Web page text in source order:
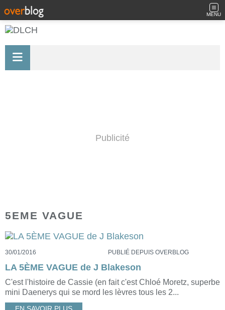
MENU
Publicité
5EME VAGUE
30/01/2016 PUBLIÉ DEPUIS OVERBLOG
LA 5ÈME VAGUE de J Blakeson
C'est l'histoire de Cassie (en fait c'est Chloé Moretz, superbe
mini Daenerys qui se mord les lèvres tous les 2...